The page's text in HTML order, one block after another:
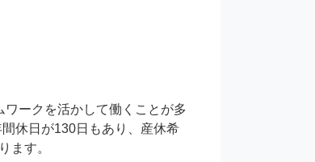
休日が130日もあり、産休希
ます。